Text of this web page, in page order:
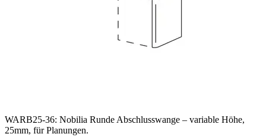
WARB25-36: Nobilia Runde Abschlusswange – variable Höhe,
25mm, für Planungen.